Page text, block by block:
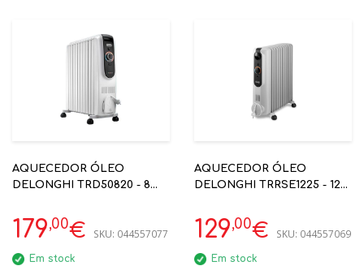
AQUECEDOR ÓLEO
DELONGHI TRD50820 - 8
(DIVISÕES ATÉ 60 M3)
179,00€ SKU: 044557077
Em stock
AQUECEDOR ÓLEO
DELONGHI TRRSE1225 - 12
COMFORT TEMP. EXTRA
CARE
129,00€ SKU: 044557069
Em stock